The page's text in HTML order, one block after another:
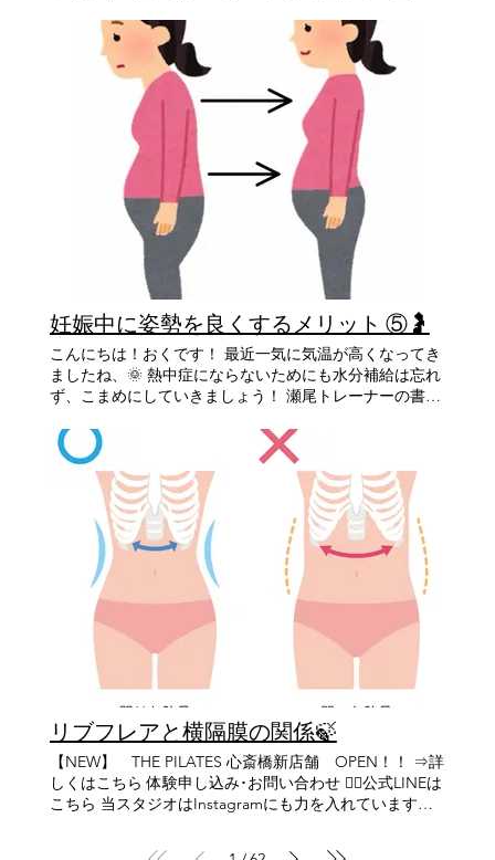
＝＝＝＝＝＝＝＝＝＝＝＝＝＝＝＝＝＝＝＝＝＝＝＝＝
＝＝＝＝＝＝＝ 痛みが原因でやりたい事を諦めた経験は
ありませんか？ THE PILATESでやりたい事をもう1度出
来る身体作りを始めませんか？ THE PILATESで1度しか
ない人生をより良いものに！！ ✨体験レッスン受付中✨
👇 こちらから体験レッスンのお申し込みをお願いします
👇 https://lin.ee/jbiNfKM 【THE PILATES 本店】 【住所】
兵庫県 西宮市 北口町 10-17 Grandi西宮北口1F/2F 阪急
西宮 北口駅 北改札から徒歩3分 【電話番号】 0798－98
区 南船場 4丁目10-26 小倉屋山本 本店ビル3F ･心斎橋 駅
から徒歩 3分 ･クリスタ長堀 北11階段 出て 徒歩2分 ･四
ツ橋 駅 から徒歩4分 ･本町 駅 14番出口 から徒歩5分 【営
業時間】 定休日なし 平日：9時〜21時（最終レッスンは
20時〜） 土日：9時～20時 (最終レッスンは19時～)
【HP】 https://www.the-pilates.com/
Instagramはこちら こんにちは、土肥です🌞 今回はイン
ナーマッスルとアウターマッスルの違いについてです。
よく「インナーマッスルを鍛えましょう」と聞いたこと
はあってもアウターマッスルとの違いを詳しく知ってい
る方は意外と少ないかもしれません。 どちらも健康な体
作りには欠かせない大切な筋肉です。 【インナーマッス
ルとは？】 体の深い部分にある筋肉で骨や関節を支え、
姿勢を安定させる役割があります。 ・姿勢を正しく保つ
・体の軸を安定させる ・関節への負担を軽減する ・バラ
ンスを保つ といった働きをしています。 普段は意識しに
くい筋肉ですが日常生活や運動の『体の土台』となる重
要な存在です。 【アウターマッスルとは？】 体の表面に
ある大きな筋肉です。 ・重い物を持ち上げる ・走る、ジ
ャンプする ・力の強い動きを行う など、大きな力を発揮
するときに活躍します。 見た目のボディーラインにも影
響しやすく筋力トレーニングできてることが多い筋肉で
す。 ピラティスでは呼吸とともにゆっくり体を動かしな
がらインナーマッスルを目覚めさせていきます。 インナ
ーマッスルがしっかり働くことで体の軸が安定しそのう
えでアウターマッスルも効率よく使えるようになりま
す。 体を鍛えるだけでなく『正しく動ける体』を目指し
たい方はぜひ一度体験レッスンにお待ちしております！
毎日の動きが変わることで体の軽さや心地よさを実感し
ましょう！ 日常生活でのお体のお悩み、何か一つでもあ
ればぜひピラティス体験してみませんか？ 只今体験レッ
スンも受付中です🙌 何年先も、何十年先も自分の足で歩
ける身体作りを！ ピラティスでカラダの内側から整えて
毎日の暮らしを1段階、2段階レベルアップしてみません
か？ THE PILATESで身体を整え、日常の変化を体感しま
しょう！ ＝＝＝＝＝＝＝＝＝＝＝＝＝＝＝＝＝＝＝＝＝
＝＝＝＝＝＝＝＝＝＝＝＝＝ ✨体験レッスン受付中✨ 👇
こちらから体験レッスンのお申し込みをお願いします 👇
https://lin.ee/jbiNfKM 【HP】 https://www.the-
pilates.com/ 【THE PILATES 本店】 【住所】 兵庫県 西
宮市 北口町10-17 Grandi西宮北口2F 阪急 西宮 北口
駅 北改札から徒歩3分 【電話番号】 0798－98－2200
【各主要駅からのアクセス】 阪急 大阪 梅田駅から阪急
西宮北口駅まで特急12分 阪急 神戸 三宮駅から阪急西宮
【THE PILATES 心斎橋店】 【住所】 大阪市 中央区 南船
妊娠中に姿勢を良くするメリット ⑤🤰
こんにちは！おくです！ 最近一気に気温が高くなってき
ましたね、🌞 熱中症にならないためにも水分補給は忘れ
ず、こまめにしていきましょう！ 瀬尾トレーナーの書い
ください👀 妊娠中に姿勢を良くすると起こるメリットと
は…❔ 妊娠中はお腹や胸の重みで重心の位置が下に下が
りやすくなります。 姿勢が崩れると、呼吸が浅くなる 腰
痛・肩こりが起こりやすくなる お腹の張りや疲れやすさ
などにつながることも…💦 メリット 〈呼吸がしやすくな
る〉 姿勢が整うことで胸がまわりが広がり、呼吸がしや
すくなる。 しっかり呼吸ができることで、お母さん自信
も楽になり、赤ちゃんにも酸素が届きやすくなります。
〈骨盤の動きが良くなる〉 妊娠中は骨盤まわりが硬くな
りやすいですが、姿勢を整えると骨盤が動きやすくなり
赤ちゃんも心地よい環境につながります✨ 〈出産時に力
が伝わりやすくなる〉 身体のバランスが整うことで、出
産時に必要な力が入りやすくなることもあり スムーズな
お産につながることもあります！ 妊娠中だからこ
そ、”無理なく”が大切🌿 これらのように妊娠中の身体を
少し楽にしてくれるメリットがあります！☺️ 少しでも楽
な妊婦生活をおくることが出来るようにピラティスを初
めてみませんか？ 痛みが原因でやりたい事を諦めた経験
はありませんか？ THE PILATESでやりたい事をもう1度
リブフレアと横隔膜の関係🍃
【NEW】 THE PILATES 心斎橋新店舗 OPEN！！ ⇒詳
しくはこちら 体験申し込み･お問い合わせ 👉🏻公式LINEは
こちら 当スタジオはInstagramにも力を入れています！
Instagramはこちら 前回の膝下の捻じれについて見てい